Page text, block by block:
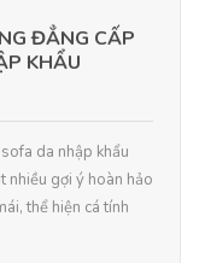
ĐẲNG CẤP
KHẨU
da nhập khẩu
nhiều gợi ý hoàn hảo
thể hiện cá tính